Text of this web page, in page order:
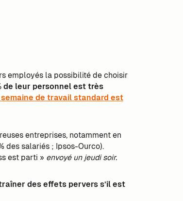
employés la possibilité de choisir
de leur personnel est très
de travail standard est
entreprises, notamment en
des salariés ; Ipsos-Ourco).
est parti » envoyé un jeudi soir.
des effets pervers s’il est